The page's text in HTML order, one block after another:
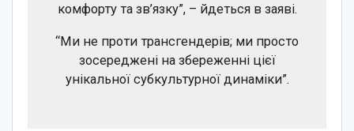
комфорту та зв’язку”, – йдеться в заяві.
“Ми не проти трансгендерів; ми просто
зосереджені на збереженні цієї
унікальної субкультурної динаміки”.